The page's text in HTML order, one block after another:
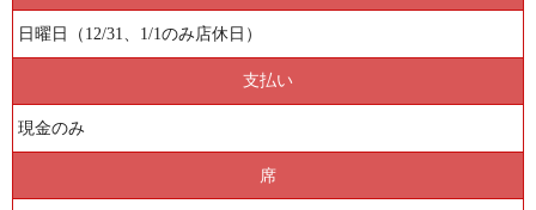
日曜日（12/31、1/1のみ店休日）
支払い
現金のみ
席